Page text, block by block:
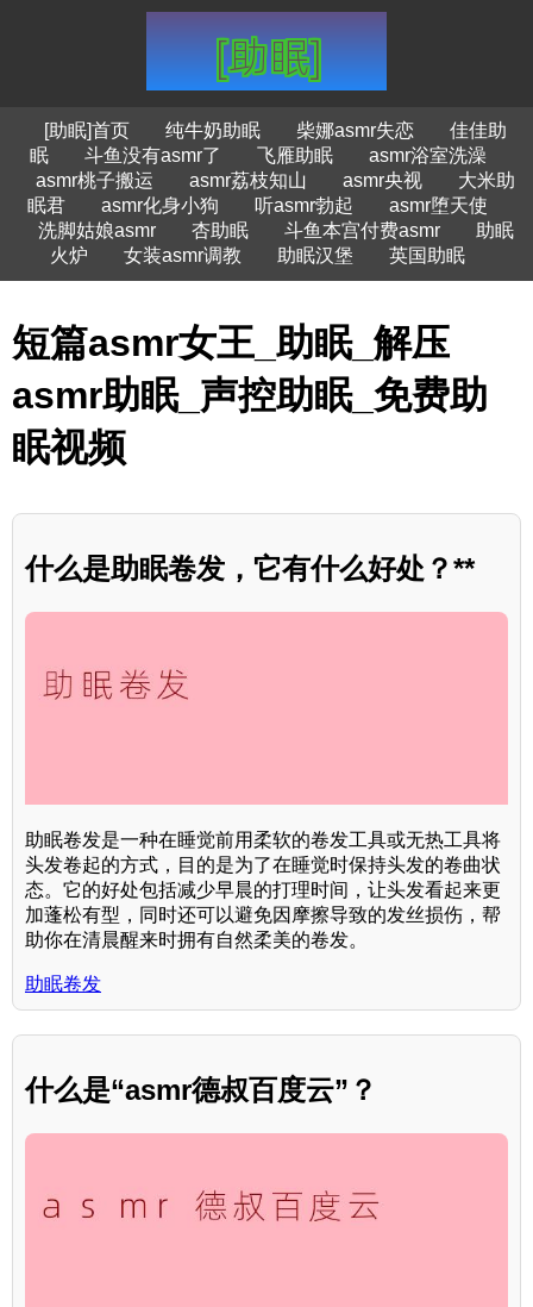
[助眠]首页 纯牛奶助眠 柴娜asmr失恋
佳佳助
眠
斗鱼没有asmr了 飞雁助眠
asmr浴室洗澡
asmr桃子搬运
asmr荔枝知山 asmr央视
大米助
眠君
asmr化身小狗 听asmr勃起
asmr堕天使
洗脚姑娘asmr
杏助眠 斗鱼本宫付费asmr
助眠
火炉
女装asmr调教 助眠汉堡 英国助眠
短篇asmr女王_助眠_解压
asmr助眠_声控助眠_免费助
眠视频
什么是助眠卷发，它有什么好处？**
助眠卷发是一种在睡觉前用柔软的卷发工具或无热工具将
头发卷起的方式，目的是为了在睡觉时保持头发的卷曲状
态。它的好处包括减少早晨的打理时间，让头发看起来更
加蓬松有型，同时还可以避免因摩擦导致的发丝损伤，帮
助你在清晨醒来时拥有自然柔美的卷发。
助眠卷发
什么是“asmr德叔百度云”？